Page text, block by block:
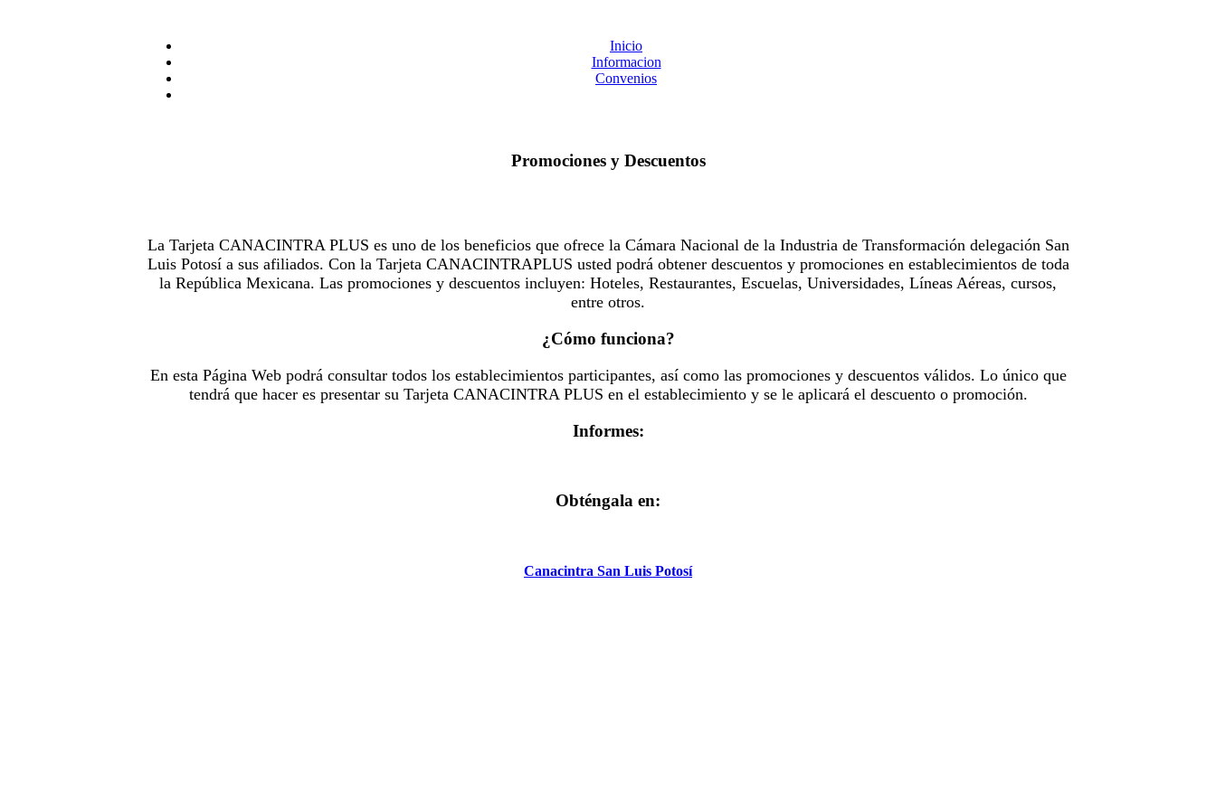
Inicio
Informacion
Convenios
Promociones y Descuentos
La Tarjeta CANACINTRA PLUS es uno de los beneficios que ofrece la Cámara Nacional de la Industria de Transformación delegación San
Luis Potosí a sus afiliados. Con la Tarjeta CANACINTRAPLUS usted podrá obtener descuentos y promociones en establecimientos de toda
la República Mexicana. Las promociones y descuentos incluyen: Hoteles, Restaurantes, Escuelas, Universidades, Líneas Aéreas, cursos,
entre otros.
¿Cómo funciona?
En esta Página Web podrá consultar todos los establecimientos participantes, así como las promociones y descuentos válidos. Lo único que
tendrá que hacer es presentar su Tarjeta CANACINTRA PLUS en el establecimiento y se le aplicará el descuento o promoción.
Informes:
Obténgala en:
Canacintra San Luis Potosí